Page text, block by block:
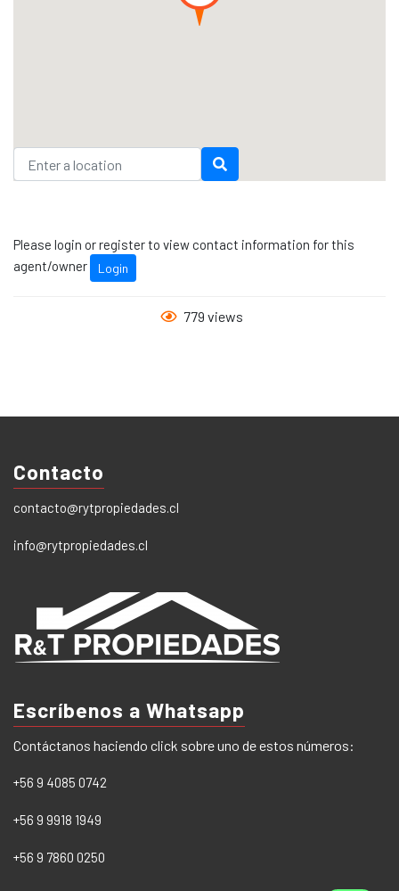
Please login or register to view contact information for this
agent/owner
Login
779 views
Contacto
contacto@rytpropiedades.cl
info@rytpropiedades.cl
Escríbenos a Whatsapp
Contáctanos haciendo click sobre uno de estos números:
+56 9 4085 0742
+56 9 9918 1949
+56 9 7860 0250